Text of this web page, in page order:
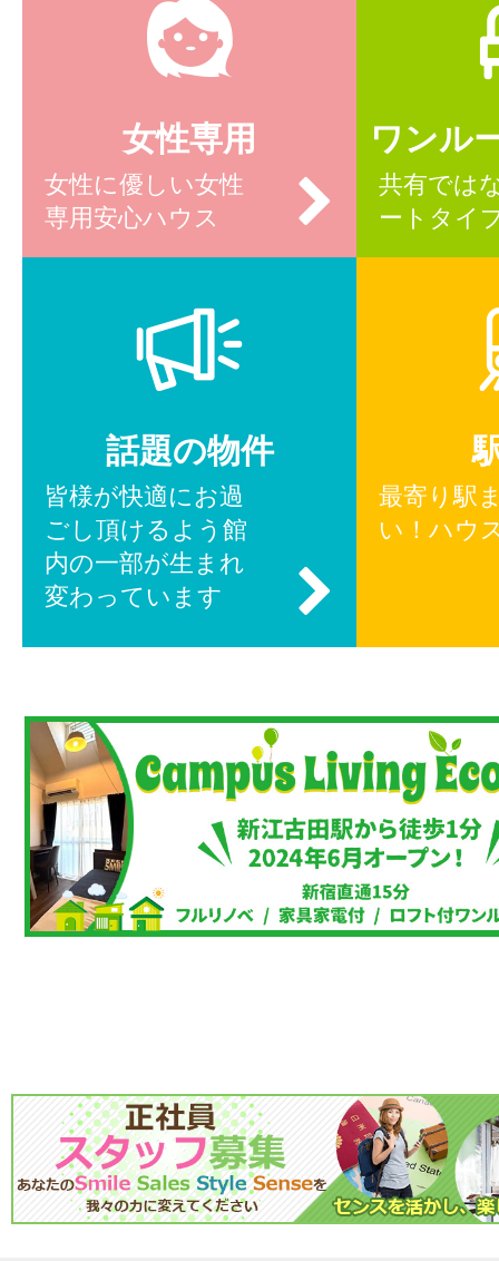
女性専用
女性に優しい女性
専用安心ハウス
ワンル
共有では
ートタイ
話題の物件
皆様が快適にお過
ごし頂けるよう館
内の一部が生まれ
変わっています
最寄り駅
い！ハウ